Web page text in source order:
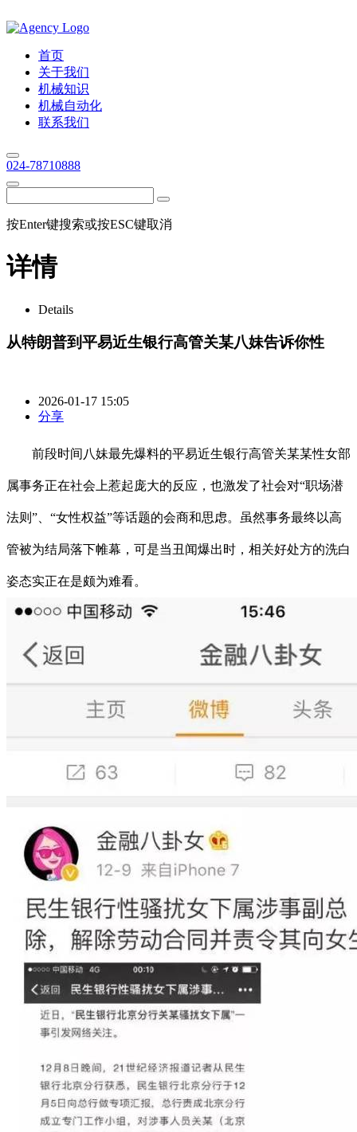
首页
关于我们
机械知识
机械自动化
联系我们
024-78710888
按Enter键搜索或按ESC键取消
详情
Details
从特朗普到平易近生银行高管关某八妹告诉你性
2026-01-17 15:05
分享
前段时间八妹最先爆料的平易近生银行高管关某某性女部
属事务正在社会上惹起庞大的反应，也激发了社会对“职场潜
法则”、“女性权益”等话题的会商和思虑。虽然事务最终以高
管被为结局落下帷幕，可是当丑闻爆出时，相关好处方的洗白
姿态实正在是颇为难看。